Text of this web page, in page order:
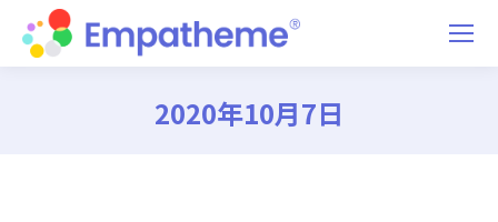
2020年10月7日